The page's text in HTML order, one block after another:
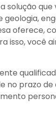
solução
geologia,
oferece,
isso, você
no prazo